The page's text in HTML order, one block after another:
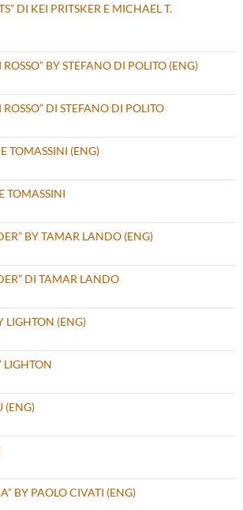
DI KEI PRITSKER E MICHAEL T.
BY STEFANO DI POLITO (ENG)
DI STEFANO DI POLITO
TOMASSINI (ENG)
TOMASSINI
BY TAMAR LANDO (ENG)
DI TAMAR LANDO
LIGHTON (ENG)
LIGHTON
(ENG)
BY PAOLO CIVATI (ENG)